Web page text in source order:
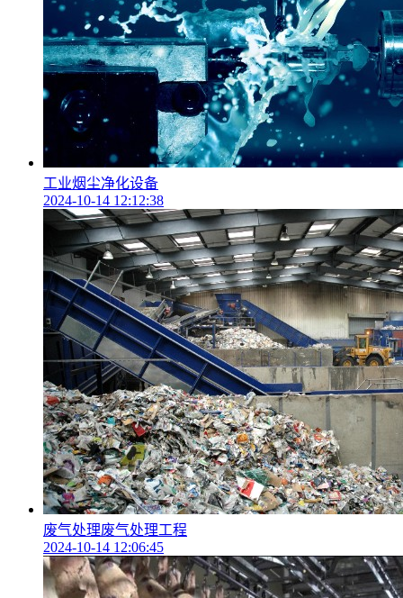
工业烟尘净化设备
2024-10-14 12:12:38
废气处理废气处理工程
2024-10-14 12:06:45